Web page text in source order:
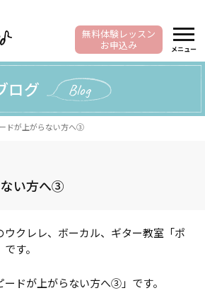
メニュー
無料体験レッスン
お申込み
ログ Blog
ドが上がらない方へ③
い方へ③
ウクレレ、ボーカル、ギター教室「ポ
す。
ドが上がらない方へ③」です。